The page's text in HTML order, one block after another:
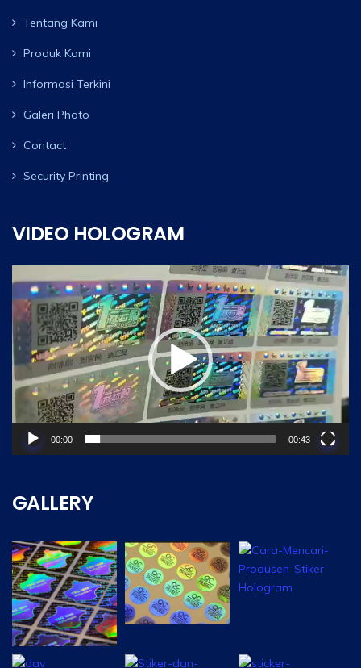
Tentang Kami
Produk Kami
Informasi Terkini
Galeri Photo
Contact
Security Printing
VIDEO HOLOGRAM
Player
00:00 00:43
GALLERY